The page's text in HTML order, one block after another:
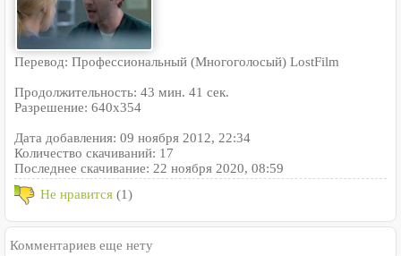
Перевод: Профессиональный (Многоголосый) LostFilm
Продолжительность: 43 мин. 41 сек.
Разрешение: 640x354
Дата добавления: 09 ноября 2012, 22:34
Количество скачиваний: 17
Последнее скачивание: 22 ноября 2020, 08:59
Не нравится (1)
Комментариев еще нету